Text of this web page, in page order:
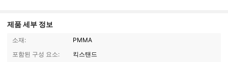
제품 세부 정보
소재:
PMMA
포함된 구성 요소:
킥스탠드